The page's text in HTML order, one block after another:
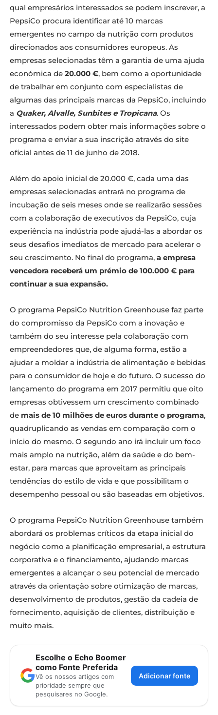
qual empresários interessados se podem inscrever, a
PepsiCo procura identificar até 10 marcas
emergentes no campo da nutrição com produtos
direcionados aos consumidores europeus. As
empresas selecionadas têm a garantia de uma ajuda
económica de 20.000 €, bem como a oportunidade
de trabalhar em conjunto com especialistas de
algumas das principais marcas da PepsiCo, incluindo
a Quaker, Alvalle, Sunbites e Tropicana. Os
interessados podem obter mais informações sobre o
programa e enviar a sua inscrição através do site
oficial antes de 11 de junho de 2018.
Além do apoio inicial de 20.000 €, cada uma das
empresas selecionadas entrará no programa de
incubação de seis meses onde se realizarão sessões
com a colaboração de executivos da PepsiCo, cuja
experiência na indústria pode ajudá-las a abordar os
seus desafios imediatos de mercado para acelerar o
seu crescimento. No final do programa, a empresa
vencedora receberá um prémio de 100.000 € para
continuar a sua expansão.
O programa PepsiCo Nutrition Greenhouse faz parte
do compromisso da PepsiCo com a inovação e
também do seu interesse pela colaboração com
empreendedores que, de alguma forma, estão a
ajudar a moldar a indústria de alimentação e bebidas
para o consumidor de hoje e do futuro. O sucesso do
lançamento do programa em 2017 permitiu que oito
empresas obtivessem um crescimento combinado
de mais de 10 milhões de euros durante o programa,
quadruplicando as vendas em comparação com o
início do mesmo. O segundo ano irá incluir um foco
mais amplo na nutrição, além da saúde e do bem-
estar, para marcas que aproveitam as principais
tendências do estilo de vida e que possibilitam o
desempenho pessoal ou são baseadas em objetivos.
O programa PepsiCo Nutrition Greenhouse também
abordará os problemas críticos da etapa inicial do
negócio como a planificação empresarial, a estrutura
corporativa e o financiamento, ajudando marcas
emergentes a alcançar o seu potencial de mercado
através da orientação sobre otimização de marcas,
desenvolvimento de produtos, gestão da cadeia de
fornecimento, aquisição de clientes, distribuição e
muito mais.
Escolhe o Echo Boomer
como Fonte Preferida
Vê os nossos artigos com
prioridade sempre que
pesquisares no Google.
Adicionar fonte